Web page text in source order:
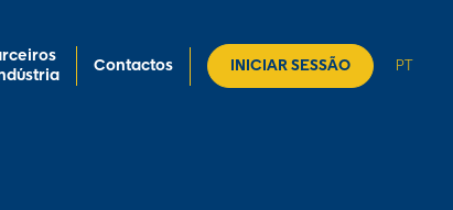
Contactos INICIAR SESSÃO PT